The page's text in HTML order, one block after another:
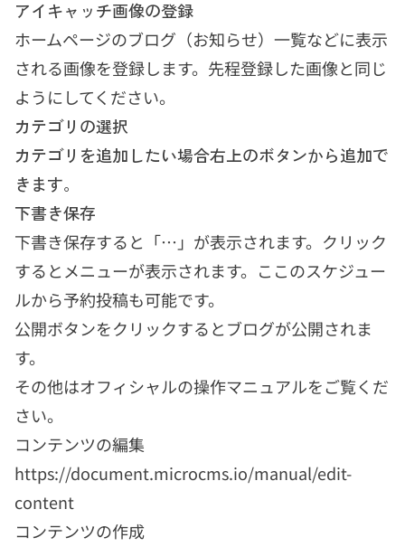
アイキャッチ画像の登録
ホームページのブログ（お知らせ）一覧などに表示
される画像を登録します。先程登録した画像と同じ
ようにしてください。
カテゴリの選択
カテゴリを追加したい場合右上のボタンから追加で
きます。
下書き保存
下書き保存すると「…」が表示されます。クリック
するとメニューが表示されます。ここのスケジュー
ルから予約投稿も可能です。
公開ボタンをクリックするとブログが公開されま
す。
その他はオフィシャルの操作マニュアルをご覧くだ
さい。
コンテンツの編集
https://document.microcms.io/manual/edit-
content
コンテンツの作成